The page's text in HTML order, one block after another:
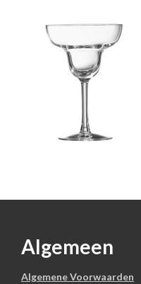
Algemeen
Algemene Voorwaarden